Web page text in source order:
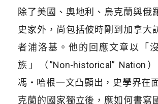
除了美國、奧地利、烏克蘭與俄
史家外，尚包括佊時剛到加拿大
者浦洛基。他的回應文章以「
族」（”Non-historical” Nation
馮・哈根一文凸顯出，史學界在
克蘭的國家獨立後，應如何書寫